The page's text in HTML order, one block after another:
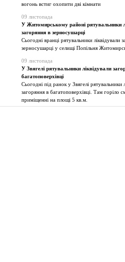
вогонь встиг охопити дві кімнати
09 листопада
У Житомирському районі рятувальники
загоряння в зерносушарці
Сьогодні вранці рятувальники ліквідували
зерносушарці у селищі Попільня
09 листопада
У Звягелі рятувальники ліквідували
багатоповерхівці
Сьогодні під ранок у Звягелі рятувальники
загоряння в багатоповерхівці. Там горіло
приміщенні на площі 5 кв.м.